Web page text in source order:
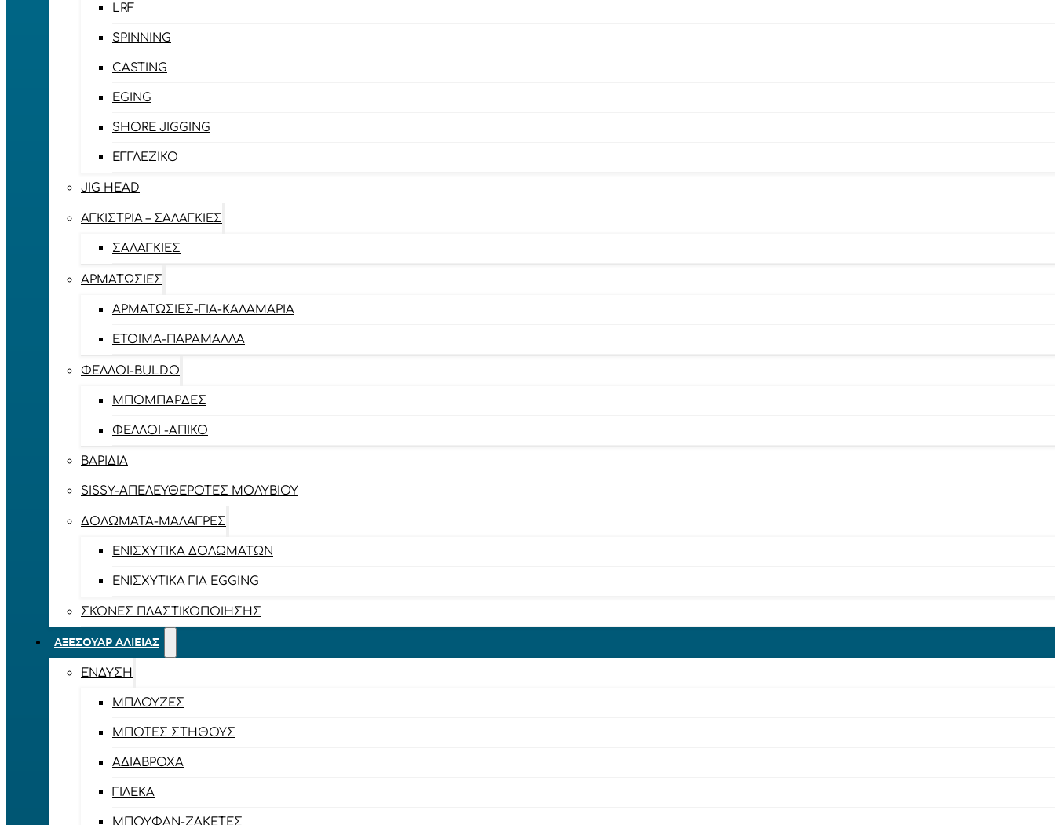
LRF
SPINNING
CASTING
EGING
SHORE JIGGING
ΕΓΓΛΈΖΙΚΟ
JIG HEAD
ΑΓΚΊΣΤΡΙΑ – ΣΑΛΑΓΚΙΈΣ
ΣΑΛΑΓΚΙΈΣ
ΑΡΜΑΤΩΣΙΈΣ
ΑΡΜΑΤΩΣΙΈΣ-ΓΙΑ-ΚΑΛΑΜΆΡΙΑ
ΈΤΟΙΜΑ-ΠΑΡΆΜΑΛΛΑ
ΦΕΛΛΟΊ-BULDO
ΜΠΟΜΠΆΡΔΕΣ
ΦΕΛΛΟΊ -ΑΠΊΚΟ
ΒΑΡΊΔΙΑ
SISSY-ΑΠΕΛΕΥΘΕΡΟΤΈΣ ΜΟΛΥΒΙΟΎ
ΔΟΛΏΜΑΤΑ-ΜΑΛΆΓΡΕΣ
ΕΝΙΣΧΥΤΙΚΆ ΔΟΛΩΜΆΤΩΝ
ΕΝΙΣΧΥΤΙΚΆ ΓΙΑ EGGING
ΣΚΌΝΕΣ ΠΛΑΣΤΙΚΟΠΟΊΗΣΗΣ
ΑΞΕΣΟΥΆΡ ΑΛΙΕΊΑΣ
ΈΝΔΥΣΗ
ΜΠΛΟΎΖΕΣ
ΜΠΌΤΕΣ ΣΤΉΘΟΥΣ
ΑΔΙΆΒΡΟΧΑ
ΓΙΛΈΚΑ
ΜΠΟΥΦΆΝ-ΖΑΚΈΤΕΣ